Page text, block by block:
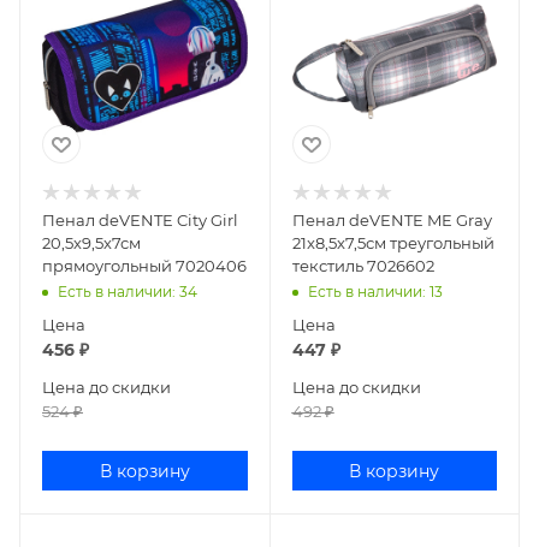
Пенал deVENTE City Girl
20,5х9,5х7см
прямоугольный 7020406
Есть в наличии: 34
Цена
456 ₽
Цена до скидки
524₽
В корзину
Пенал deVENTE ME Gray
21x8,5x7,5см треугольный
текстиль 7026602
Есть в наличии: 13
Цена
447₽
Цена до скидки
492₽
В корзину